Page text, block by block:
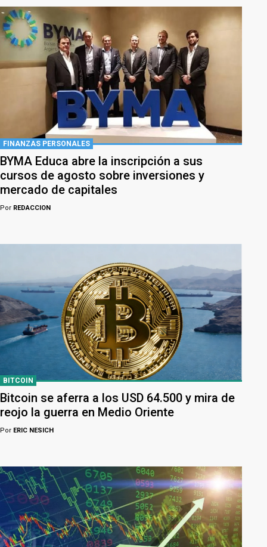
FINANZAS PERSONALES
BYMA Educa abre la inscripción a sus
cursos de agosto sobre inversiones y
mercado de capitales
Por REDACCION
BITCOIN
Bitcoin se aferra a los USD 64.500 y mira de
reojo la guerra en Medio Oriente
Por ERIC NESICH